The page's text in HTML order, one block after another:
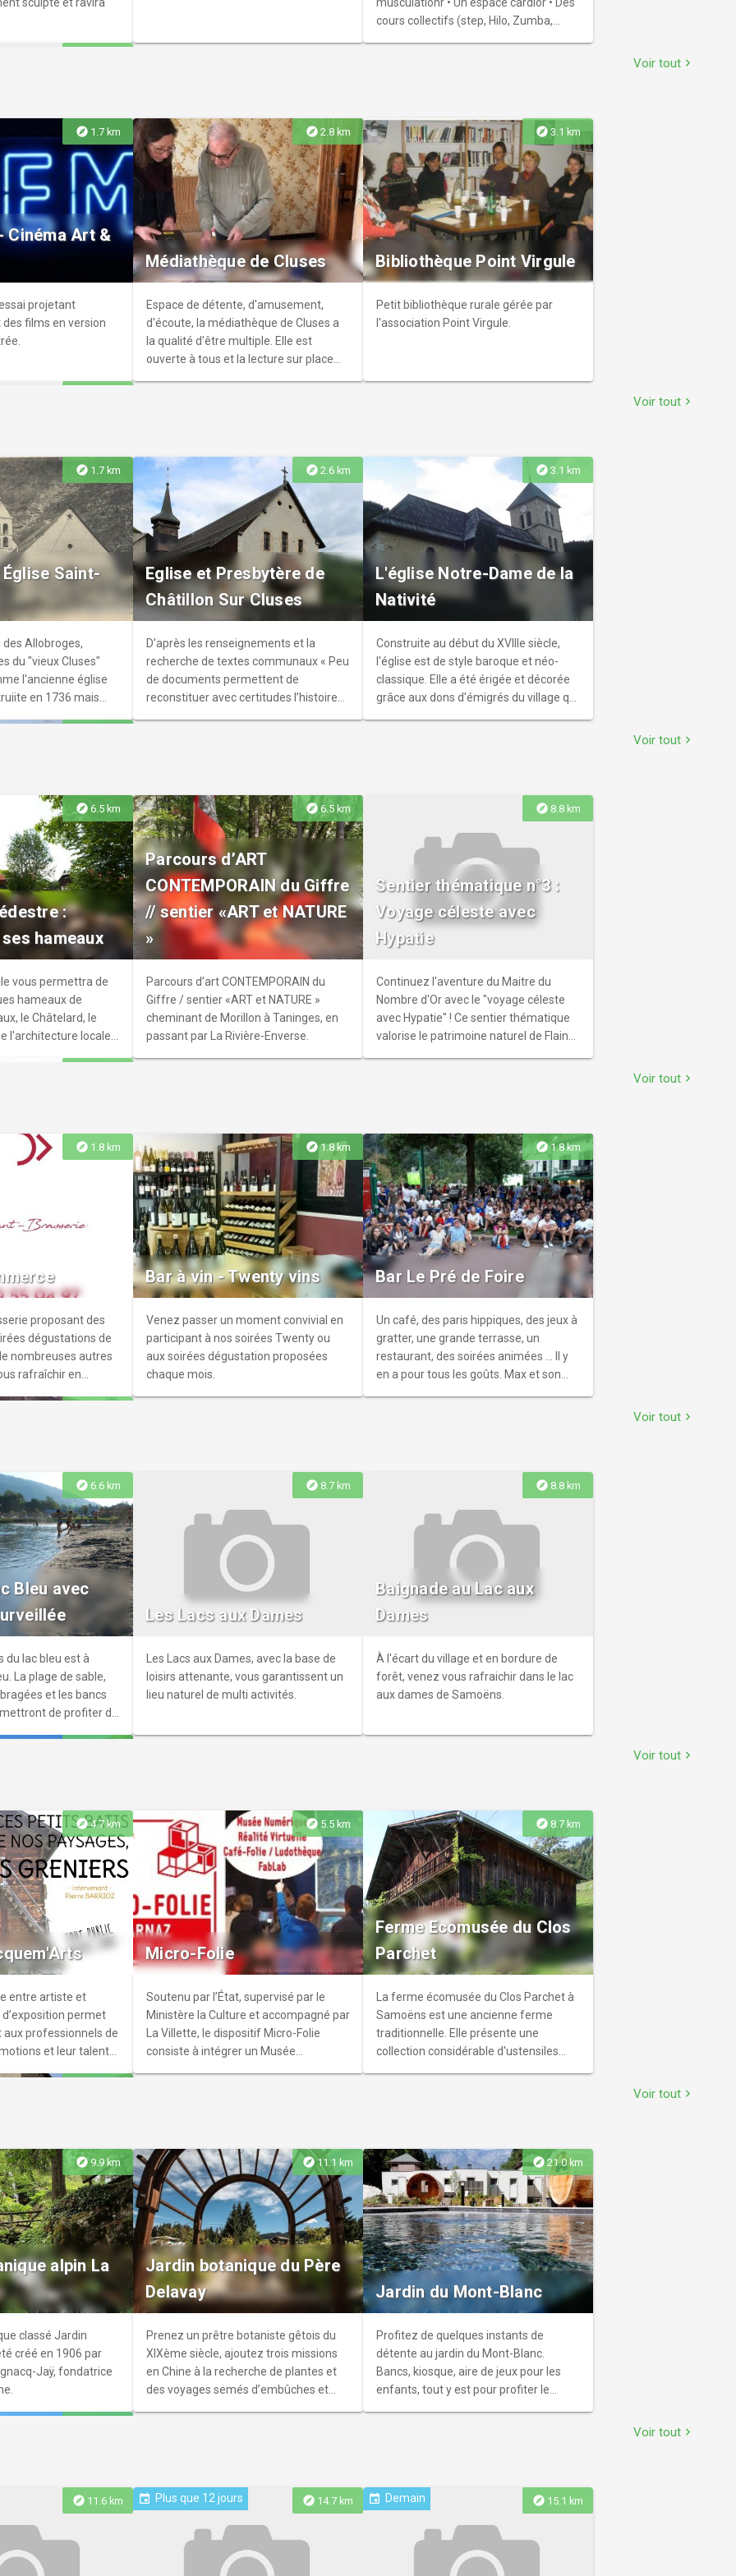
cours collectifs (step, Hilo, Zumba,
intercommunal
à long de l'année
pour petits et
Voir tout chevron_right
explore 1.7 km
Cinéma Art &
projetant
films en version
explore 2.8 km
Médiathèque de Cluses
Espace de détente, d'amusement,
d'écoute, la médiathèque de Cluses a
la qualité d'être multiple. Elle est
ouverte à tous et la lecture sur place
explore 3.1 km
Bibliothèque Point Virgule
Petit bibliothèque rurale gérée par
l'association Point Virgule.
de neuf au
L'aventure
l'exposition se
r Totalement
à de nouveaux
libre, aux horaires
de Mélan r
les jours ouvrés à
réservation).
Voir tout chevron_right
explore 1.7 km
Saint-
des Allobroges,
du "vieux Cluses"
l'ancienne église
en 1736 mais
explore 2.6 km
Eglise et Presbytère de
Châtillon Sur Cluses
D’après les renseignements et la
recherche de textes communaux « Peu
de documents permettent de
reconstituer avec certitudes l’histoire
explore 3.1 km
L'église Notre-Dame de la
Nativité
Construite au début du XVIIIe siècle,
l'église est de style baroque et néo-
classique. Elle a été érigée et décorée
grâce aux dons d'émigrés du village qui
Pierre-aux-
une construction
style classique. Elle
nef unique, d'un
La nef est
et les chapiteaux
sculptés de motifs
Voir tout chevron_right
explore 6.5 km
:
hameaux
vous permettra de
hameaux de
le Châtelard, le
l'architecture locale
explore6.5 km
Parcours d’ART
CONTEMPORAIN du Giffre
// sentier «ART et NATURE
»
Parcours d’art CONTEMPORAIN du
Giffre / sentier «ART et NATURE »
cheminant de Morillon à Taninges, en
passant par La Rivière-Enverse.
explore 8.8 km
Sentier thématique n°3 :
Voyage céleste avec
Hypatie
Continuez l'aventure du Maitre du
Nombre d'Or avec le "voyage céleste
avec Hypatie" ! Ce sentier thématique
valorise le patrimoine naturel de Flaine
embauchant des
tout au long de
aussi un lieu de
côté de la vallée.
Voir tout chevron_right
explore 1.8 km
proposant des
dégustations de
nombreuses autres
rafraîchir en
explore1.8 km
Bar à vin - Twenty vins
Venez passer un moment convivial en
participant à nos soirées Twenty ou
aux soirées dégustation proposées
chaque mois.
explore1.8 km
Bar Le Pré de Foire
Un café, des paris hippiques, des jeux à
gratter, une grande terrasse, un
restaurant, des soirées animées ... Il y
en a pour tous les goûts. Max et son
vous accueille avec
du mardi au samedi
des événements et
une bonne ambiance !
Voir tout chevron_right
explore 6.6 km
Bleu avec
du lac bleu est à
La plage de sable,
et les bancs
de profiter du
explore 8.7 km
Les Lacs aux Dames
Les Lacs aux Dames, avec la base de
loisirs attenante, vous garantissent un
lieu naturel de multi activités.
explore 8.8 km
Baignade au Lac aux
Dames
À l'écart du village et en bordure de
forêt, venez vous rafraichir dans le lac
aux dames de Samoëns.
est surveillé par un
afin d'assurer la
Voir tout chevron_right
explore4.7 km
entre artiste et
permet
professionnels de
et leur talent
explore 5.5 km
Micro-Folie
Soutenu par l’État, supervisé par le
Ministère la Culture et accompagné par
La Villette, le dispositif Micro-Folie
consiste à intégrer un Musée
explore 8.7 km
Ferme Ecomusée du Clos
Parchet
La ferme écomusée du Clos Parchet à
Samoëns est une ancienne ferme
traditionnelle. Elle présente une
collection considérable d'ustensiles
Rubins -
des Alpes
- Observatoire
toute l’année une
ludique et
thème de la
grand M.
Voir tout chevron_right
explore9.9 km
alpin La
classé Jardin
créé en 1906 par
Jaÿ, fondatrice
explore 11.1 km
Jardin botanique du Père
Delavay
Prenez un prêtre botaniste gêtois du
XIXème siècle, ajoutez trois missions
en Chine à la recherche de plantes et
des voyages semés d’embûches et
explore 21.0 km
Jardin du Mont-Blanc
Profitez de quelques instants de
détente au jardin du Mont-Blanc.
Bancs, kiosque, aire de jeux pour les
enfants, tout y est pour profiter le
Monthoux
Voir tout chevron_right
explore 11.6 km explore 14.7 km
event Plus que 12 jours explore 15.1 km
event Demain